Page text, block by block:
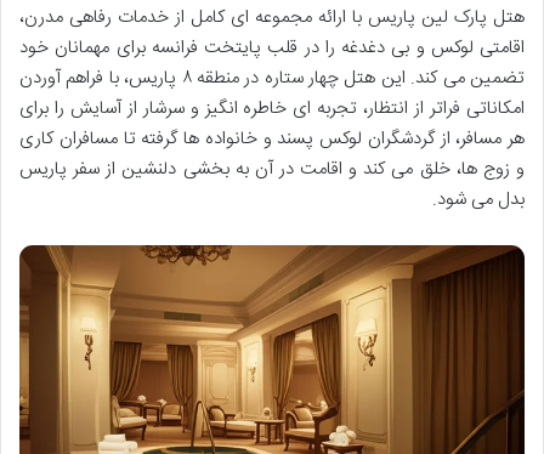
هتل پارک لین پاریس با ارائه مجموعه ای کامل از خدمات رفاهی مدرن،
اقامتی لوکس و بی دغدغه را در قلب پایتخت فرانسه برای مهمانان خود
تضمین می کند. این هتل چهار ستاره در منطقه ۸ پاریس، با فراهم آوردن
امکاناتی فراتر از انتظار، تجربه ای خاطره انگیز و سرشار از آسایش را برای
هر مسافر، از گردشگران لوکس پسند و خانواده ها گرفته تا مسافران کاری
و زوج ها، خلق می کند و اقامت در آن به بخشی دلنشین از سفر پاریس
بدل می شود.